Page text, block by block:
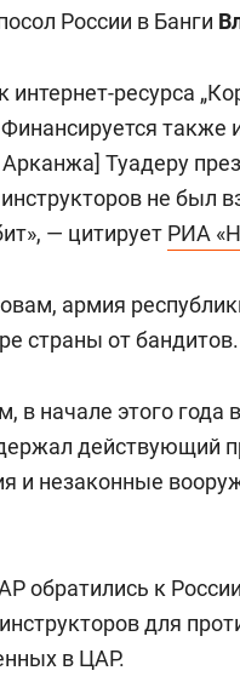
России в Банги
интернет-ресурса
также
Туадеру
не был
— цитирует РИА
армия
страны от бандитов.
в начале этого
действующий
и незаконные
обратились к
для
в ЦАР.
когда
свою